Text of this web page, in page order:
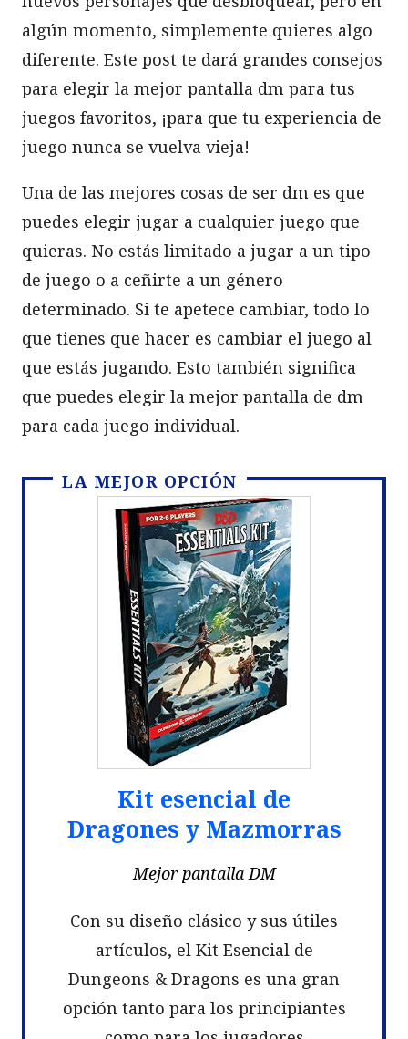
algún momento, simplemente quieres algo
diferente. Este post te dará grandes consejos
para elegir la mejor pantalla dm para tus
juegos favoritos, ¡para que tu experiencia de
juego nunca se vuelva vieja!
Una de las mejores cosas de ser dm es que
puedes elegir jugar a cualquier juego que
quieras. No estás limitado a jugar a un tipo
de juego o a ceñirte a un género
determinado. Si te apetece cambiar, todo lo
que tienes que hacer es cambiar el juego al
que estás jugando. Esto también significa
que puedes elegir la mejor pantalla de dm
para cada juego individual.
LA MEJOR OPCIÓN
Kit esencial de
Dragones y Mazmorras
Mejor pantalla DM
Con su diseño clásico y sus útiles
artículos, el Kit Esencial de
Dungeons & Dragons es una gran
opción tanto para los principiantes